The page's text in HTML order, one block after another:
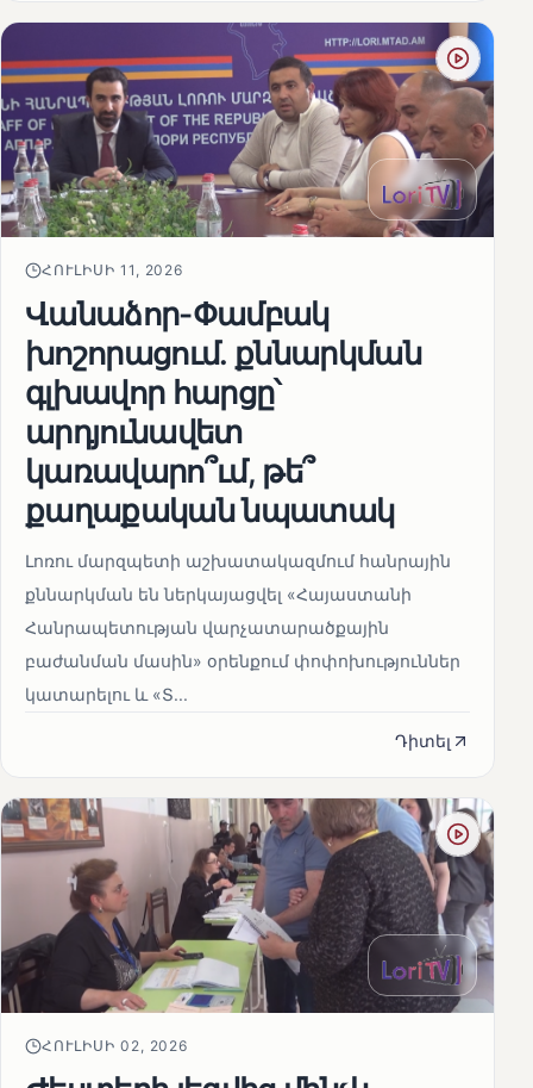
ՀՈՒԼԻՍԻ 11, 2026
Վանաձոր-Փամբակ
խոշորացում. քննարկման
գլխավոր հարցը՝
արդյունավետ
կառավարո՞ւմ, թե՞
քաղաքական նպատակ
Լոռու մարզպետի աշխատակազմում հանրային
քննարկման են ներկայացվել «Հայաստանի
Հանրապետության վարչատարածքային
բաժանման մասին» օրենքում փոփոխություններ
կատարելու և «Տ...
Դիտել
ՀՈՒԼԻՍԻ 02, 2026